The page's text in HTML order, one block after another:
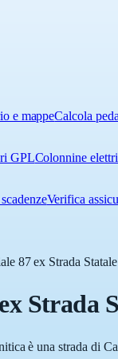
e mappeCalcola
GPLColonnine
Verifica
87 ex Strada
Strada
è una strada di